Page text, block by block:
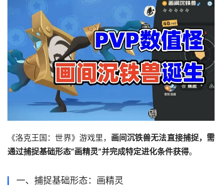
画间沉铁兽无法直接捕捉‌，需
通过捕捉基础形态“画精灵”并完成特定进化条件获得。
一、捕捉基础形态：画精灵‌